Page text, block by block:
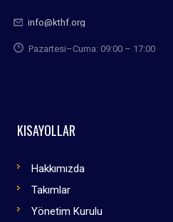
info@kthf.org
Pazartesi–Cuma: 09:00 – 17:00
KISAYOLLAR
Hakkımızda
Takımlar
Yönetim Kurulu